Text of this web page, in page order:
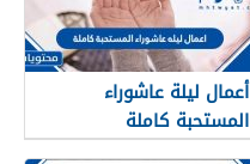
أعمال ليلة عاشوراء
المستحبة كاملة